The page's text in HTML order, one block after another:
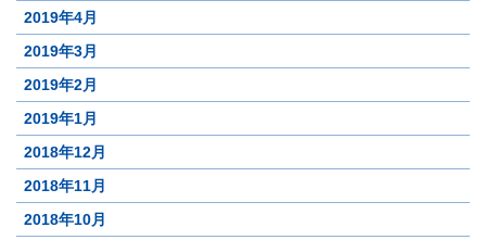
2019年4月
2019年3月
2019年2月
2019年1月
2018年12月
2018年11月
2018年10月